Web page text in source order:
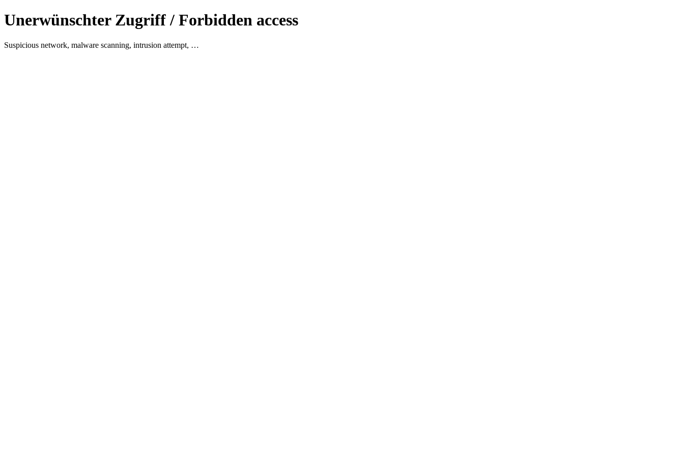
Unerwünschter Zugriff / Forbidden access
Suspicious network, malware scanning, intrusion attempt, …